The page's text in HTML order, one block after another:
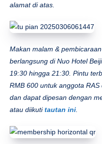
alamat di atas.
Makan malam &
berlangsung di Nuo Hotel
19:30 hingga 21:30. Pintu
RMB 600 untuk anggota
dan dapat dipesan dengan
atau diikutitautan ini